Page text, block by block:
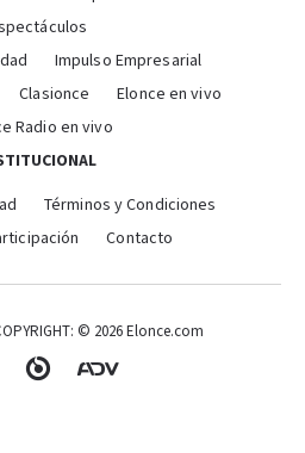
Impulso Empresarial
Clasionce
Elonce en vivo
Radio en vivo
Términos y Condiciones
Contacto
© 2026 Elonce.com